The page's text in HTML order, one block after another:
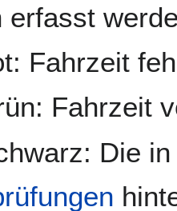
erfasst
Fahrzeit
Fahrzeit
Die